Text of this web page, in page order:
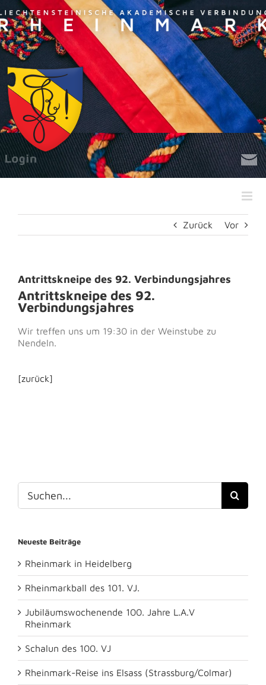
Inhalt
springen
Zurück Vor
Antrittskneipe des 92. Verbindungsjahres
Antrittskneipe des 92.
Verbindungsjahres
Wir treffen uns um 19:30 in der Weinstube zu
Nendeln.
[zurück]
Suche
nach:
Neueste Beiträge
Rheinmark in Heidelberg
Rheinmarkball des 101. VJ.
Jubiläumswochenende 100. Jahre L.A.V
Rheinmark
Schalun des 100. VJ
Rheinmark-Reise ins Elsass (Strassburg/Colmar)